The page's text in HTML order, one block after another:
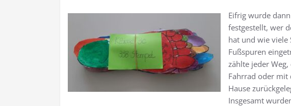
Eifrig wurde
festgestellt, wer
hat und wie viele
Fußspuren
zählte jeder
Fahrrad oder mit
Hause
Insgesamt